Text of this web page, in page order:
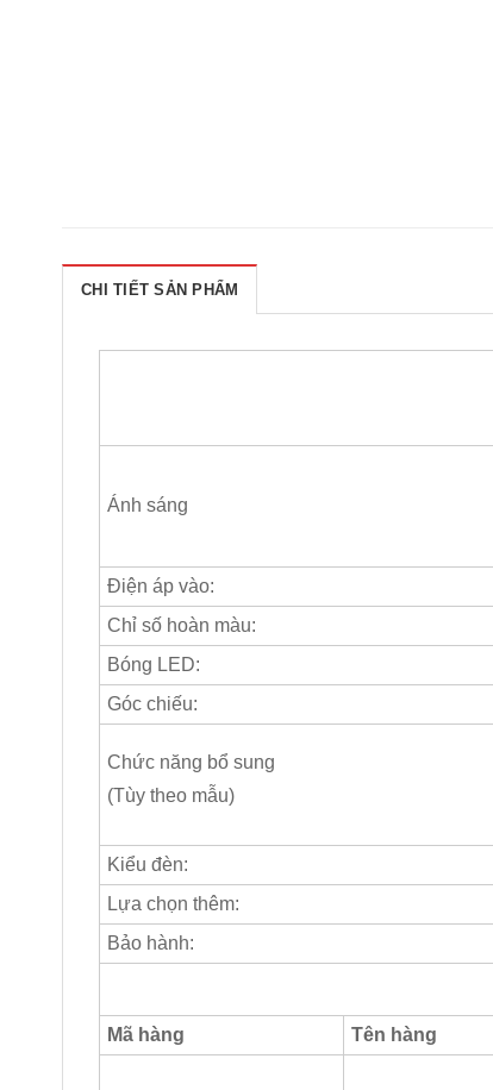
CHI TIẾT SẢN PHẨM
Ánh sáng
Điện áp vào:
Chỉ số hoàn màu:
Bóng LED:
Góc chiếu:
Chức năng bổ sung
(Tùy theo mẫu)
Kiểu đèn:
Lựa chọn thêm:
Bảo hành:
Mã hàng Tên hàng